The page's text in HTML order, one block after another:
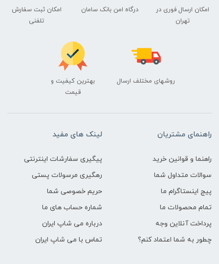
امکان ارسال فوری در
تهران
درگاه امن بانک سامان
امکان ثبت سفارش
تلفنی
روشهای مختلف ارسال
بهترین کیفیت و
قیمت
راهنمای مشتریان
راهنما و قوانین خرید
سوالات متداول شما
پیج اینستاگرام ما
تمام محصولات ما
پرداخت آنلاین وجه
چطور به شما اعتماد کنم؟
لینک های مفید
پیگیری سفارشات اینترنتی
رهگیری مرسولات پستی
حریم خصوصی شما
شماره حساب های ما
درباره می شاپ ایران
تماس با می شاپ ایران